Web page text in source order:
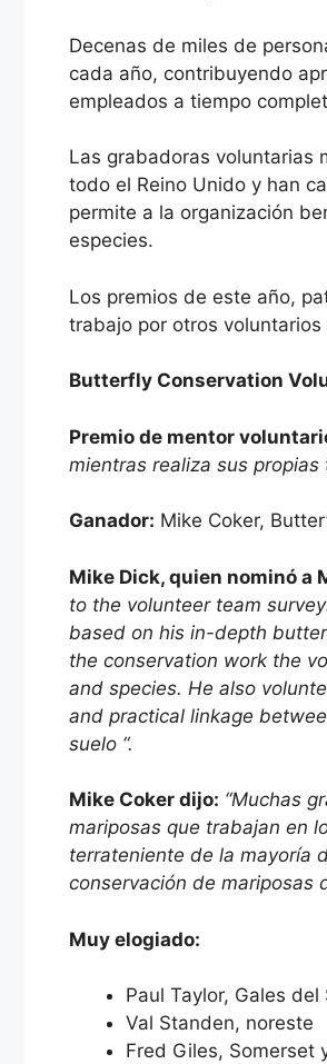
Decenas de miles de
cada año, contribuyendo
empleados a tiempo
Las grabadoras voluntarias
todo el Reino Unido y han
permite a la organización
especies.
Los premios de este año,
trabajo por otros
Butterfly Conservation
Premio de mentor
mientras realiza sus
Ganador: Mike Coker,
Mike Dick, quien nominó a
to the volunteer team
based on his in-depth
the conservation work the
and species. He also
and practical linkage
suelo “.
Mike Coker dijo: “Muchas
mariposas que trabajan en
terrateniente de la mayoría
conservación de mariposas
Muy elogiado:
Paul Taylor, Gales del
Val Standen, noreste
Fred Giles, Somerset